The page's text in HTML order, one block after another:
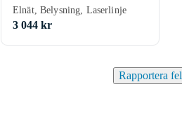
Elnät, Belysning, Laserlinje
3 044 kr
Rapportera fel